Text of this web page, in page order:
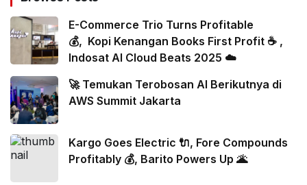
E-Commerce Trio Turns Profitable
💰, Kopi Kenangan Books First Profit ☕ ,
Indosat AI Cloud Beats 2025 ☁️
🚀 Temukan Terobosan AI Berikutnya di
AWS Summit Jakarta
Kargo Goes Electric 🔌, Fore Compounds
Profitably 💰, Barito Powers Up 🌋